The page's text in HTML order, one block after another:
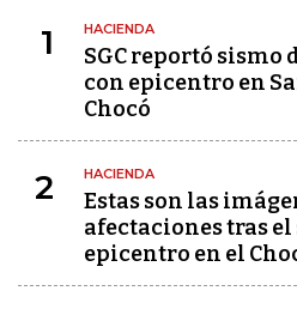
1 HACIENDA
SGC reportó sismo
con epicentro en
Chocó
2 HACIENDA
Estas son las
afectaciones tras
epicentro en el